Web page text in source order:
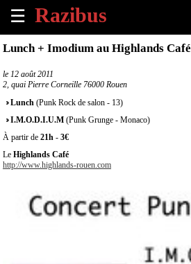
☰
×
Tous
évènements
à
venir
évènement
Lunch + Imodium au Highlands Café
le 12 août 2011
2, quai Pierre Corneille 76000 Rouen
Lunch (Punk Rock de salon - 13)
I.M.O.D.I.U.M (Punk Grunge - Monaco)
À partir de 21h - 3€
Le Highlands Café
http://www.highlands-rouen.com